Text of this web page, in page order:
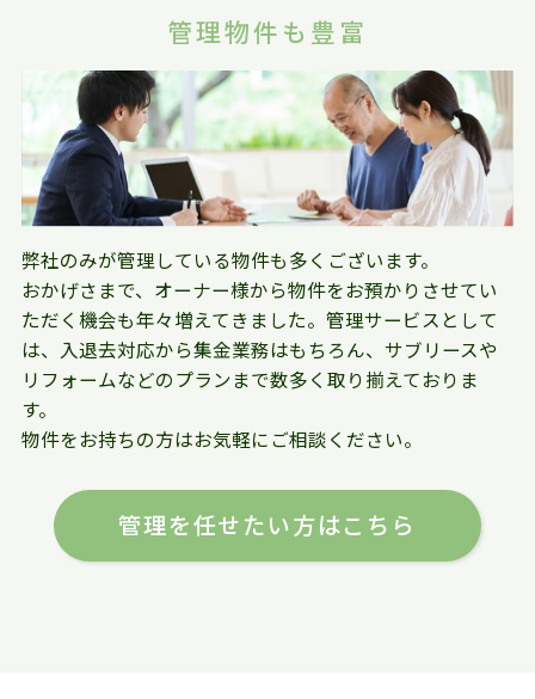
管理物件も豊富
弊社のみが管理している物件も多くございます。
おかげさまで、オーナー様から物件をお預かりさせてい
ただく機会も年々増えてきました。管理サービスとして
は、入退去対応から集金業務はもちろん、サブリースや
リフォームなどのプランまで数多く取り揃えておりま
す。
物件をお持ちの方はお気軽にご相談ください。
管理を任せたい方はこちら